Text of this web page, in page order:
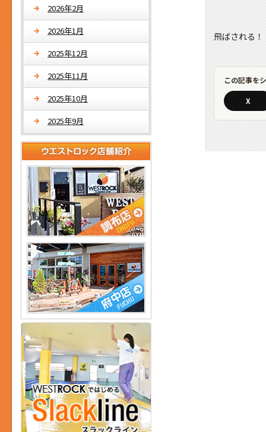
飛ばされる！
この記事を
X
2026年2月
2026年1月
2025年12月
2025年11月
2025年10月
2025年9月